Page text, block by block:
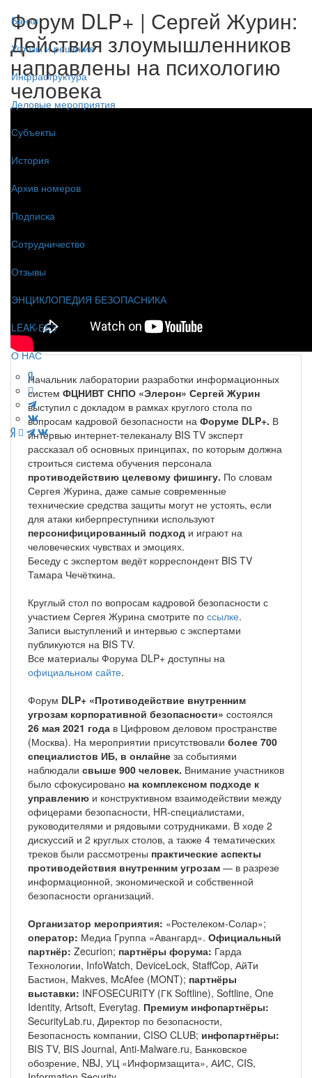
Банки
Угрозы и решения
Инфраструктура
Деловые мероприятия
Субъекты
История
Архив номеров
Подписка
Сотрудничество
Отзывы
ЭНЦИКЛОПЕДИЯ БЕЗОПАСНИКА
LEAK-БЕЗ
О НАС
Форум DLP+ | Сергей Журин:
Действия злоумышленников
направлены на психологию
человека
Начальник лаборатории разработки информационных
систем ФЦНИВТ СНПО «Элерон» Сергей Журин
выступил с докладом в рамках круглого стола по
вопросам кадровой безопасности на Форуме DLP+. В
интервью интернет-телеканалу BIS TV эксперт
рассказал об основных принципах, по которым должна
строиться система обучения персонала
противодействию целевому фишингу. По словам
Сергея Журина, даже самые современные
технические средства защиты могут не устоять, если
для атаки киберпреступники используют
персонифицированный подход и играют на
человеческих чувствах и эмоциях.
Беседу с экспертом ведёт корреспондент BIS TV
Тамара Чечёткина.
Круглый стол по вопросам кадровой безопасности с
участием Сергея Журина смотрите по ссылке.
Записи выступлений и интервью с экспертами
публикуются на BIS TV.
Все материалы Форума DLP+ доступны на
официальном сайте.
Форум DLP+ «Противодействие внутренним
угрозам корпоративной безопасности» состоялся
26 мая 2021 года в Цифровом деловом пространстве
(Москва). На мероприятии присутствовали более 700
специалистов ИБ, в онлайне за событиями
наблюдали свыше 900 человек. Внимание участников
было сфокусировано на комплексном подходе к
управлению и конструктивном взаимодействии между
офицерами безопасности, HR-специалистами,
руководителями и рядовыми сотрудниками. В ходе 2
дискуссий и 2 круглых столов, а также 4 тематических
треков были рассмотрены практические аспекты
противодействия внутренним угрозам — в разрезе
информационной, экономической и собственной
безопасности организаций.
Организатор мероприятия: «Ростелеком-Солар»;
оператор: Медиа Группа «Авангард». Официальный
партнёр: Zecurion; партнёры форума: Гарда
Технологии, InfoWatch, DeviceLock, StaffCop, АйТи
Бастион, Makves, McAfee (MONT); партнёры
выставки: INFOSECURITY (ГК Softline), Softline, One
Identity, Artsoft, Everytag. Премиум инфопартнёры:
SecurityLab.ru, Директор по безопасности,
Безопасность компании, CISO CLUB; инфопартнёры:
BIS TV, BIS Journal, Anti-Malware.ru, Банковское
обозрение, NBJ, УЦ «Информзащита», АИС, CIS,